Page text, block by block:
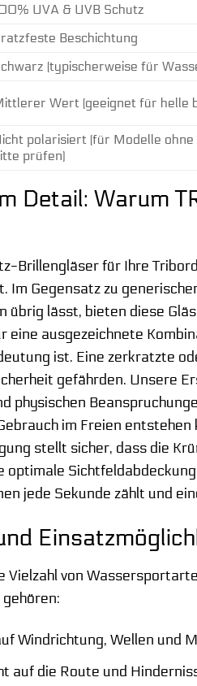
UVA & UVB Schutz
Beschichtung
(typischerweise für
Wert (geeignet für helle
polarisiert (für Modelle
prüfen)
Detail: Warum
Brillengläser für Ihre
Im Gegensatz zu
übrig lässt, bieten diese
eine ausgezeichnete
ist. Eine zerkratzte
gefährden. Unsere
physischen
im Freien
stellt sicher, dass die
optimale
jede Sekunde zählt und
von
Windrichtung, Wellen und
auf die Route und